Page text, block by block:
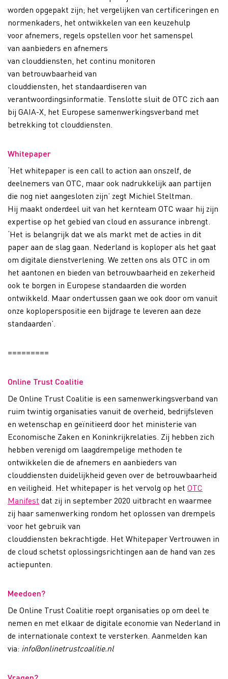
worden opgepakt zijn; het vergelijken van certificeringen en
normenkaders, het ontwikkelen van een keuzehulp
voorafnemers , regels opstellen voor het samenspel
van aanbieders en afnemers
van clouddiensten het continu monitoren
van betrouwbaarheid van
clouddiensten het standaardiseren van
verantwoordingsinformatie Tenslotte sluit de OTC zich aan
bij GAIA-X het Europese samenwerkingsverband met
betrekking tot clouddiensten.
Whitepaper
‘Het whitepaper is een call to action aan onszelf, de
deelnemers van OTC, maar ook nadrukkelijk aan partijen
die nog niet aangesloten zijn’ zegt Michiel Steltman
Hij maakt onderdeel uit van het kernteam OTC waar hij zijn
expertise op het gebied van cloud en assurance inbrengt
‘Het is belangrijk dat we als markt met de acties in dit
paper aan de slag gaan . Nederland is koploper als het gaat
om digitale dienstverlening. We zetten ons als OTC in om
het aantonen en bieden van betrouwbaarheid en zekerheid
ook te borgen in Europese standaarden die worden
ontwikkeld. Maar ondertussen gaan we ook doorom vanuit
onze koploperspositie een bijdrage te leveren aan deze
standaarden’
=========
Online Trust Coalitie
De Online Trust Coalitie is een samenwerkingsverband van
ruim twintig organisaties vanuit de overheid, bedrijfsleven
en wetenschap en geïnitieerd door het ministerie van
Economische Zaken en Koninkrijkrelaties. Zij hebben zich
hebben verenigd om laagdrempelige methoden te
ontwikkelen die de afnemers en aanbieders van
clouddiensten duidelijkheid geven over de betrouwbaarheid
en veiligheid. Het whitepaper is het vervolg op het OTC
Manifest dat zij in september 2020 uitbracht en waarmee
zij haar samenwerking rondom het oplossen van drempels
voor het gebruik van
clouddiensten bekrachtigde. Het WhitepaperVertrouwen in
de cloud schetst oplossingsrichtingen aan de hand van zes
actiepunten.
Meedoen?
De Online Trust Coalitie roept organisaties op om deel te
nemen en met elkaar de digitale economie van Nederland in
de internationale context te versterken. Aanmelden kan
via: info@onlinetrustcoalitie.nl